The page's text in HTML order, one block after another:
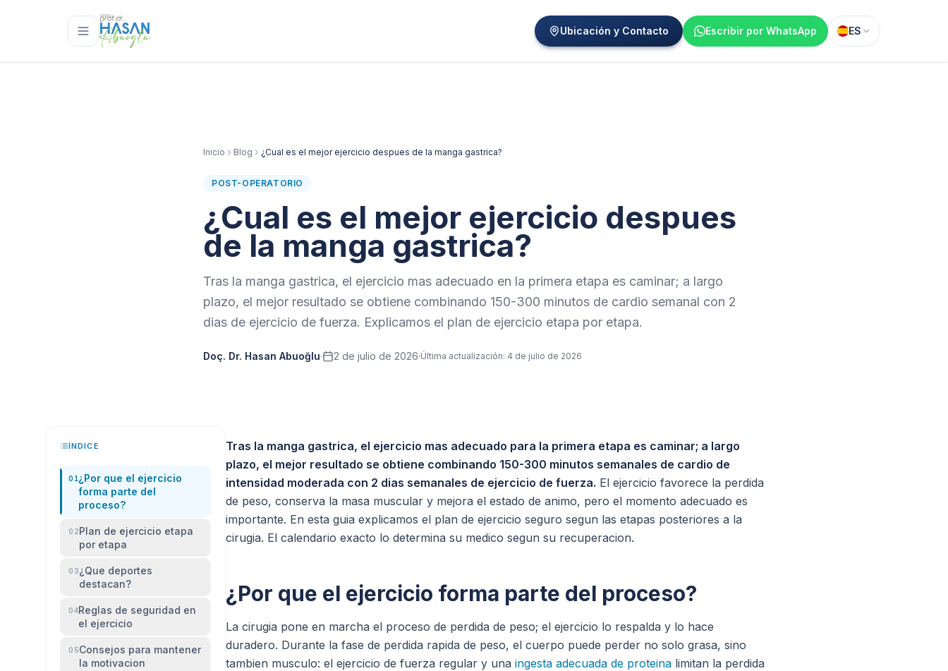
Ubicación y Contacto Escribir por WhatsApp ES
Inicio Blog ¿Cual es el mejor ejercicio despues de la manga gastrica?
POST-OPERATORIO
¿Cual es el mejor ejercicio despues
de la manga gastrica?
Tras la manga gastrica, el ejercicio mas adecuado en la primera etapa es caminar; a largo
plazo, el mejor resultado se obtiene combinando 150-300 minutos de cardio semanal con 2
dias de ejercicio de fuerza. Explicamos el plan de ejercicio etapa por etapa.
Doç. Dr. Hasan Abuoğlu· 2 de julio de 2026·Última actualización: 4 de julio de 2026
ÍNDICE
01¿Por que el ejercicio
forma parte del
proceso?
02Plan de ejercicio etapa
por etapa
03¿Que deportes
destacan?
04Reglas de seguridad en
el ejercicio
05Consejos para mantener
la motivacion
Tras la manga gastrica, el ejercicio mas adecuado para la primera etapa es caminar; a largo
plazo, el mejor resultado se obtiene combinando 150-300 minutos semanales de cardio de
intensidad moderada con 2 dias semanales de ejercicio de fuerza. El ejercicio favorece la perdida
de peso, conserva la masa muscular y mejora el estado de animo, pero el momento adecuado es
importante. En esta guia explicamos el plan de ejercicio seguro segun las etapas posteriores a la
cirugia. El calendario exacto lo determina su medico segun su recuperacion.
¿Por que el ejercicio forma parte del proceso?
La cirugia pone en marcha el proceso de perdida de peso; el ejercicio lo respalda y lo hace
duradero. Durante la fase de perdida rapida de peso, el cuerpo puede perder no solo grasa, sino
tambien musculo: el ejercicio de fuerza regular y una ingesta adecuada de proteina limitan la perdida